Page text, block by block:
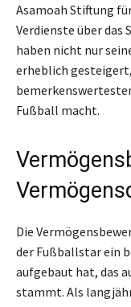
Asamoah Stiftung
Verdienste über das
haben nicht nur
erheblich
Fußball macht.
Die
der Fußballstar ein
aufgebaut hat, das
stammt. Als